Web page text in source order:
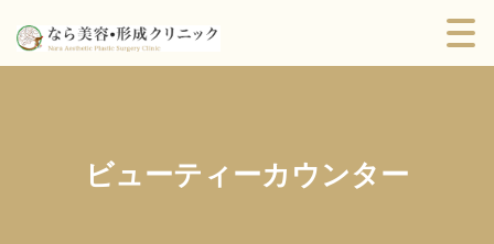
ビューティーカウンター